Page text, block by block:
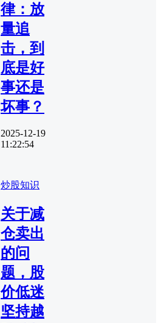
律：放
量追
击，到
底是好
事还是
坏事？
2025-12-19
11:22:54
炒股知识
关于减
仓卖出
的问
题，股
价低迷
坚持越